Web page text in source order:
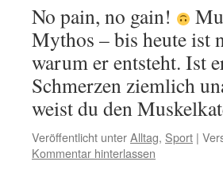
No pain, no gain!
Mythos – bis heute ist
warum er entsteht. Ist
Schmerzen ziemlich
weist du den
Veröffentlicht unterAlltag, Sport |
Kommentar hinterlassen